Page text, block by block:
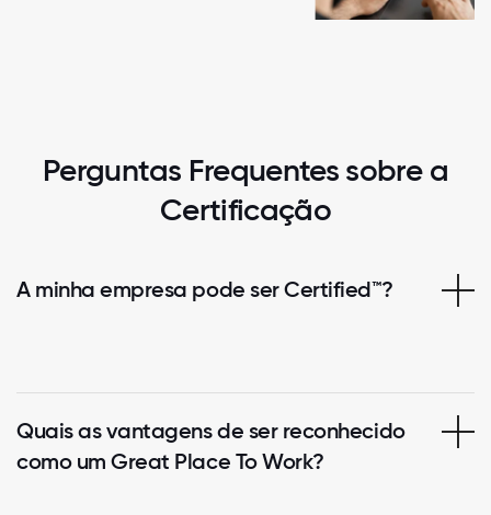
Perguntas Frequentes sobre a
Certificação
A minha empresa pode ser Certified™?
Quais as vantagens de ser reconhecido
como um Great Place To Work?